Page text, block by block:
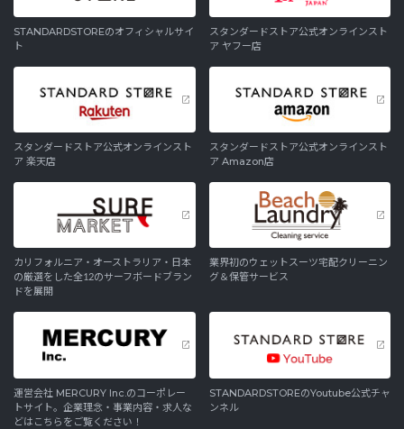
STANDARDSTOREのオフィシャルサイ
ト
スタンダードストア公式オンラインスト
ア ヤフー店
スタンダードストア公式オンラインスト
ア 楽天店
スタンダードストア公式オンラインスト
ア Amazon店
カリフォルニア・オーストラリア・日本
の厳選をした全12のサーフボードブラン
ドを展開
業界初のウェットスーツ宅配クリーニン
グ＆保管サービス
運営会社 MERCURY Inc.のコーポレー
トサイト。企業理念・事業内容・求人な
どはこちらをご覧ください！
STANDARDSTOREのYoutube公式チャ
ンネル